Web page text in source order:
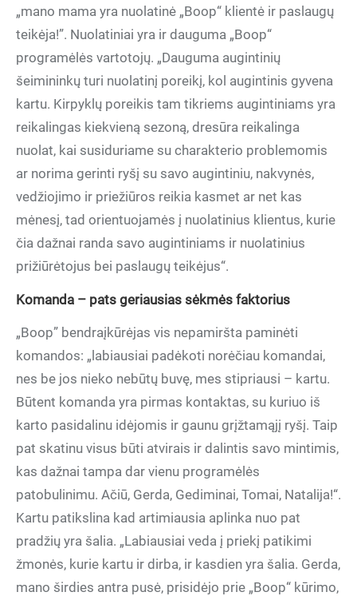
„mano mama yra nuolatinė „Boop“ klientė ir paslaugų
teikėja!”. Nuolatiniai yra ir dauguma „Boop“
programėlės vartotojų. „Dauguma augintinių
šeimininkų turi nuolatinį poreikį, kol augintinis gyvena
kartu. Kirpyklų poreikis tam tikriems augintiniams yra
reikalingas kiekvieną sezoną, dresūra reikalinga
nuolat, kai susiduriame su charakterio problemomis
ar norima gerinti ryšį su savo augintiniu, nakvynės,
vedžiojimo ir priežiūros reikia kasmet ar net kas
mėnesį, tad orientuojamės į nuolatinius klientus, kurie
čia dažnai randa savo augintiniams ir nuolatinius
prižiūrėtojus bei paslaugų teikėjus“.
Komanda – pats geriausias sėkmės faktorius
„Boop” bendraįkūrėjas vis nepamiršta paminėti
komandos: „labiausiai padėkoti norėčiau komandai,
nes be jos nieko nebūtų buvę, mes stipriausi – kartu.
Būtent komanda yra pirmas kontaktas, su kuriuo iš
karto pasidalinu idėjomis ir gaunu grįžtamąjį ryšį. Taip
pat skatinu visus būti atvirais ir dalintis savo mintimis,
kas dažnai tampa dar vienu programėlės
patobulinimu. Ačiū, Gerda, Gediminai, Tomai, Natalija!“.
Kartu patikslina kad artimiausia aplinka nuo pat
pradžių yra šalia. „Labiausiai veda į priekį patikimi
žmonės, kurie kartu ir dirba, ir kasdien yra šalia. Gerda,
mano širdies antra pusė, prisidėjo prie „Boop“ kūrimo,